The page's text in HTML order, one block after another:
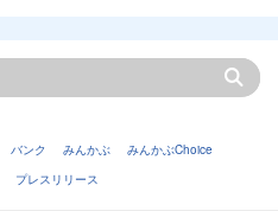
バンク みんかぶ
みんかぶChoice
プレスリリース